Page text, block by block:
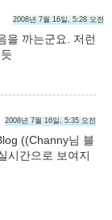
2008년 7월 16일, 5:28 오전
을 까는군요. 저런
2008년 7월 16일, 5:35 오전
((Channy님 블
시간으로 보여지